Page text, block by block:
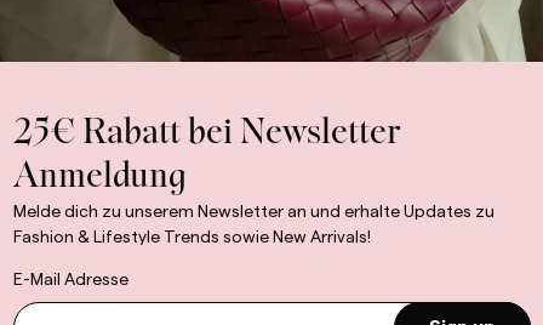
25€ Rabatt bei Newsletter
Anmeldung
Melde dich zu unserem Newsletter an und erhalte Updates zu
Fashion & Lifestyle Trends sowie New Arrivals!
E-Mail Adresse